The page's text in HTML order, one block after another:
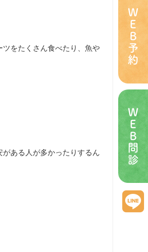
ＷＥＢ予約
ＷＥＢ問診
をたくさん食べたり、魚や
ある人が多かったりするん